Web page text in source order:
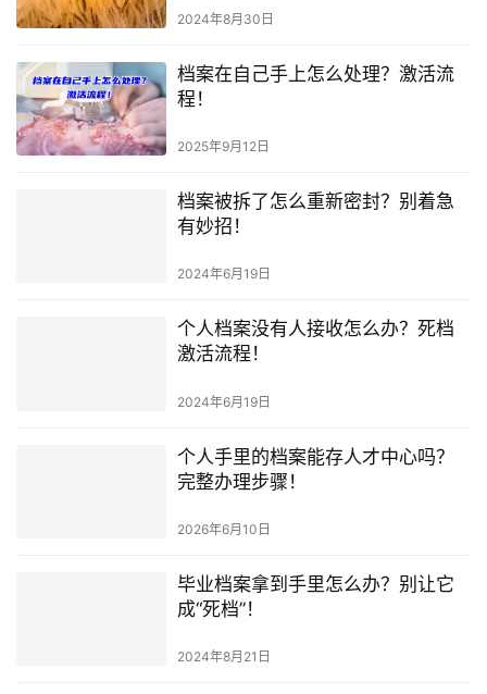
2024年8月30日
档案在自己手上怎么处理？激活流
程！
2025年9月12日
档案被拆了怎么重新密封？别着急
有妙招！
2024年6月19日
个人档案没有人接收怎么办？死档
激活流程！
2024年6月19日
个人手里的档案能存人才中心吗？
完整办理步骤！
2026年6月10日
毕业档案拿到手里怎么办？别让它
成“死档”！
2024年8月21日